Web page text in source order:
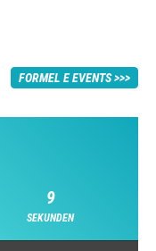
FORMEL E EVENTS
8
SEKUNDEN